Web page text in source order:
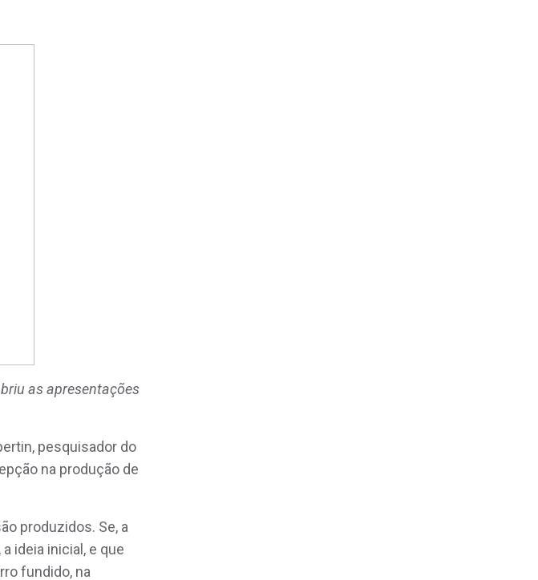
as apresentações
pesquisador do
na produção de
produzidos. Se, a
ideia inicial, e que
fundido, na